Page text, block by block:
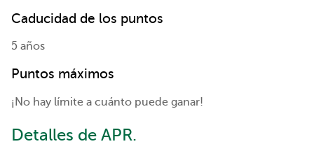
Caducidad de los puntos
5 años
Puntos máximos
¡No hay límite a cuánto puede ganar!
Detalles de APR.